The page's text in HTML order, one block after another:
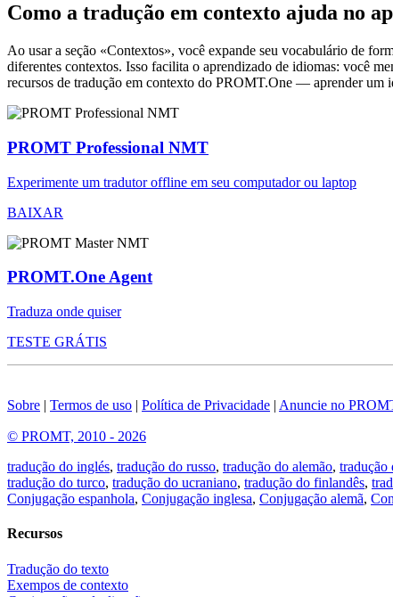
Como a tradução em contexto ajuda no
Ao usar a seção «Contextos», você expande seu vocabulário de
diferentes contextos. Isso facilita o aprendizado de idiomas: você
recursos de tradução em contexto do PROMT.One — aprender um
PROMT Professional NMT
Experimente um tradutor offline em seu computador ou laptop
BAIXAR
PROMT.One Agent
Traduza onde quiser
TESTE GRÁTIS
Sobre | Termos de uso | Política de Privacidade | Anuncie no
© PROMT, 2010 - 2026
tradução do inglés, tradução do russo, tradução do alemão, tradução
tradução do turco, tradução do ucraniano, tradução do finlandês,
Conjugação espanhola, Conjugação inglesa, Conjugação alemã,
Recursos
Tradução do texto
Exempos de contexto